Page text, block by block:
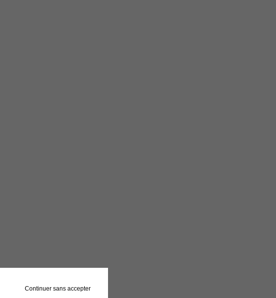
Continuer sans accepter